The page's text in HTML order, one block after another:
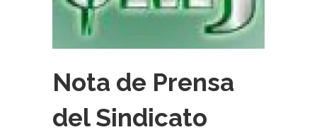
Nota de Prensa
del Sindicato